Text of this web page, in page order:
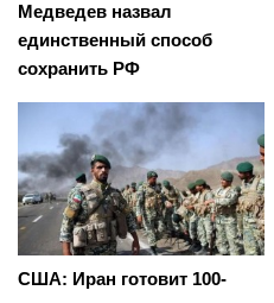
Медведев назвал
единственный способ
сохранить РФ
США: Иран готовит 100-